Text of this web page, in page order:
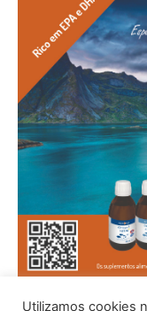
Utilizamos cookies